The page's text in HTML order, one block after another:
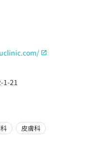
1-21
皮膚科